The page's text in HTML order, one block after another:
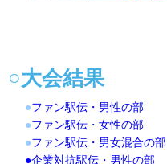
○大会結果
●ファン駅伝・男性の部
●ファン駅伝・女性の部
●ファン駅伝・男女混合の部
●企業対抗駅伝・男性の部